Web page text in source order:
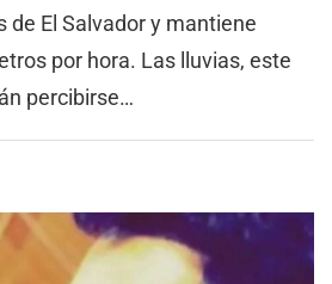
de El Salvador y mantiene
por hora. Las lluvias, este
percibirse…